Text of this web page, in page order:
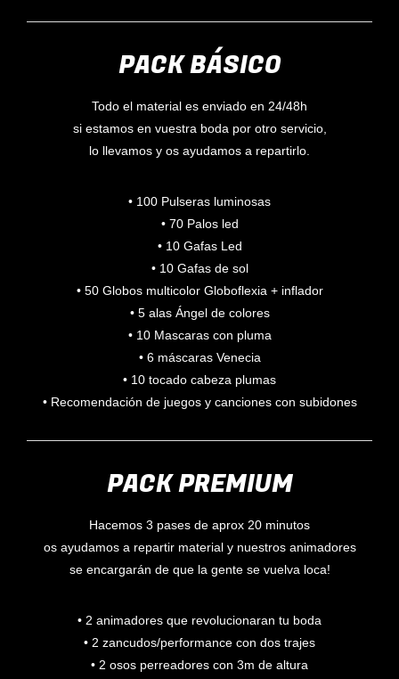
PACK BÁSICO
Todo el material es enviado en 24/48h
si estamos en vuestra boda por otro servicio,
lo llevamos y os ayudamos a repartirlo.
• 100 Pulseras luminosas
• 70 Palos led
• 10 Gafas Led
• 10 Gafas de sol
• 50 Globos multicolor Globoflexia + inflador
• 5 alas Ángel de colores
• 10 Mascaras con pluma
• 6 máscaras Venecia
• 10 tocado cabeza plumas
• Recomendación de juegos y canciones con subidones
PACK PREMIUM
Hacemos 3 pases de aprox 20 minutos
os ayudamos a repartir material y nuestros animadores
se encargarán de que la gente se vuelva loca!
• 2 animadores que revolucionaran tu boda
• 2 zancudos/performance con dos trajes
• 2 osos perreadores con 3m de altura